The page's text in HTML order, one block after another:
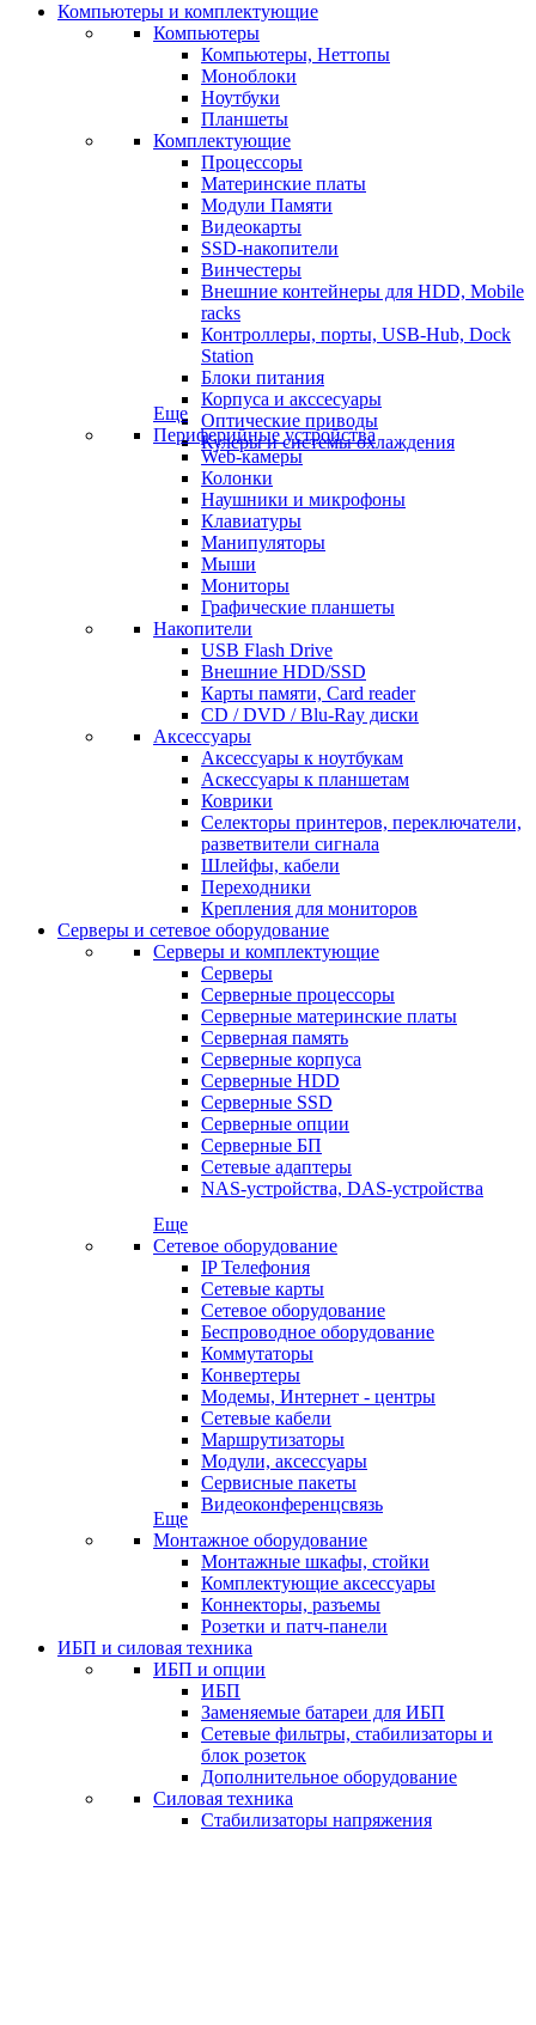
Компьютеры и комплектующие
Компьютеры
Компьютеры, Неттопы
Моноблоки
Ноутбуки
Планшеты
Комплектующие
Процессоры
Материнские платы
Модули Памяти
Видеокарты
SSD-накопители
Винчестеры
Внешние контейнеры для HDD, Mobile
racks
Контроллеры, порты, USB-Hub, Dock
Station
Блоки питания
Корпуса и акссесуары
Оптические приводы
Кулеры и системы охлаждения
Еще
Периферийные устройства
Web-камеры
Колонки
Наушники и микрофоны
Клавиатуры
Манипуляторы
Мыши
Мониторы
Графические планшеты
Накопители
USB Flash Drive
Внешние HDD/SSD
Карты памяти, Card reader
CD / DVD / Blu-Ray диски
Аксессуары
Аксессуары к ноутбукам
Аскессуары к планшетам
Коврики
Селекторы принтеров, переключатели,
разветвители сигнала
Шлейфы, кабели
Переходники
Крепления для мониторов
Серверы и сетевое оборудование
Серверы и комплектующие
Серверы
Серверные процессоры
Серверные материнские платы
Серверная память
Серверные корпуса
Серверные HDD
Серверные SSD
Серверные опции
Серверные БП
Сетевые адаптеры
NAS-устройства, DAS-устройства
Еще
Сетевое оборудование
IP Телефония
Сетевые карты
Сетевое оборудование
Беспроводное оборудование
Коммутаторы
Конвертеры
Модемы, Интернет - центры
Сетевые кабели
Маршрутизаторы
Модули, аксессуары
Сервисные пакеты
Видеоконференцсвязь
Еще
Монтажное оборудование
Монтажные шкафы, стойки
Комплектующие аксессуары
Коннекторы, разъемы
Розетки и патч-панели
ИБП и силовая техника
ИБП и опции
ИБП
Заменяемые батареи для ИБП
Сетевые фильтры, стабилизаторы и
блок розеток
Дополнительное оборудование
Силовая техника
Стабилизаторы напряжения